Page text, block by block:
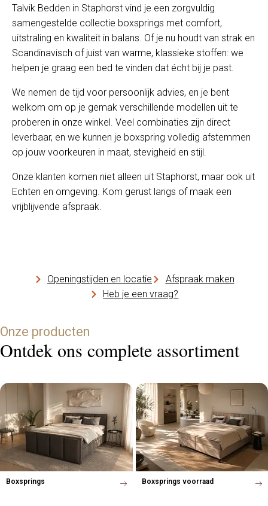
Talvik Bedden in Staphorst vind je een zorgvuldig
samengestelde collectie boxsprings met comfort,
uitstraling en kwaliteit in balans. Of je nu houdt van strak en
Scandinavisch of juist van warme, klassieke stoffen: we
helpen je graag een bed te vinden dat écht bij je past.
We nemen de tijd voor persoonlijk advies, en je bent
welkom om op je gemak verschillende modellen uit te
proberen in onze winkel. Veel combinaties zijn direct
leverbaar, en we kunnen je boxspring volledig afstemmen
op jouw voorkeuren in maat, stevigheid en stijl.
Onze klanten komen niet alleen uit Staphorst, maar ook uit
Echten en omgeving. Kom gerust langs of maak een
vrijblijvende afspraak.
Openingstijden en locatie
Afspraak maken
Heb je een vraag?
Onze producten
Ontdek ons complete assortiment
Boxsprings Boxsprings voorraad